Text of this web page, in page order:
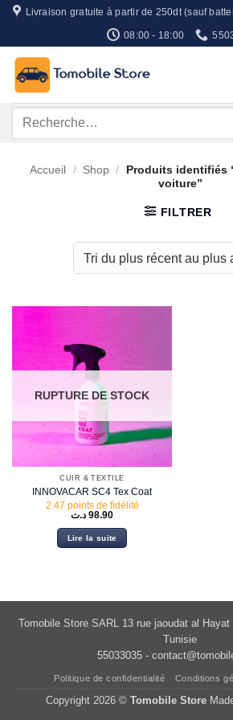
Passer
contenu
Livraison gratuite à partir de 250dt (sauf
08:00 - 18:00
Recherche
Accueil / Shop /
Produits identifiés
voiture”
FILTRER
RUPTURE DE STOCK
CUIR & TEXTILE
INNOVACAR SC4 Tex Coat
2.47 points de fidélité
98.90 د.ت
Lire la suite
Tomobile Store SARL 13 rue jaoudat al
Tunisie
55033035 -
Politique de confidentialité Conditions
Copyright 2026 © Tomobile Store